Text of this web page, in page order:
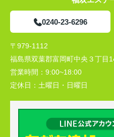
0240-23-6296
〒979-1112
福島県双葉郡富岡町中央３丁目
営業時間： 9:00~18:00
定休日： 土曜日・日曜日